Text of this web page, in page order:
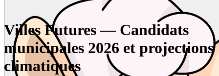
Villes Futures — Candidats
municipales 2026 et projections
climatiques